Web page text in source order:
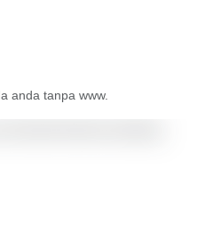
anda tanpa www.